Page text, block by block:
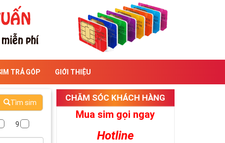
TRẢ GÓP GIỚI THIỆU
Tìm sim
9
CHĂM SÓC KHÁCH HÀNG
Mua sim gọi ngay
Hotline